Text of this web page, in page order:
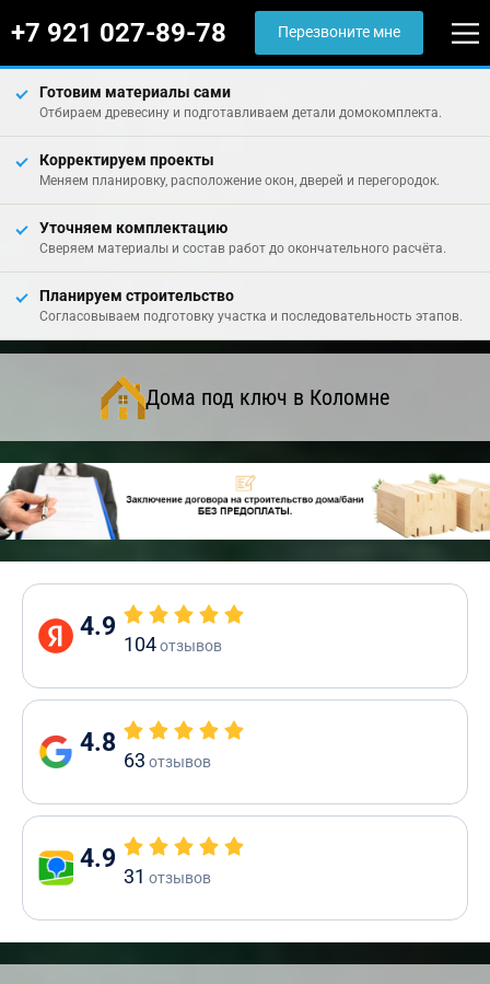
+7 921 027-89-78 Перезвоните мне
Готовим материалы сами
Отбираем древесину и подготавливаем детали домокомплекта.
Корректируем проекты
Меняем планировку, расположение окон, дверей и перегородок.
Уточняем комплектацию
Сверяем материалы и состав работ до окончательного расчёта.
Планируем строительство
Согласовываем подготовку участка и последовательность этапов.
Дома под ключ в Коломне
4.9
104отзывов
4.8
63 отзывов
4.9
31 отзывов